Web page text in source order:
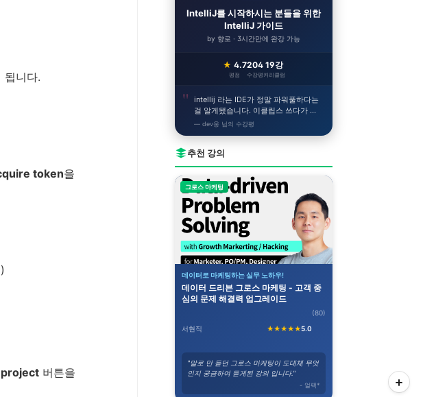
됩니다.
token을
버튼을
IntelliJ를 시작하시는 분들을 위한
IntelliJ 가이드
by 향로 · 3시간만에 완강 가능
★ 4.7
평점
204
수강평
19강
커리큘럼
intellij 라는 IDE가 정말 파워풀하다는
걸 알게됐습니다. 이클립스 쓰다가 이
거 쓰니까 얼른 개발하고싶어지네요!
— dev웅 님의 수강평
추천 강의
그로스 마케팅
데이터로 마케팅하는 실무 노하우!
데이터 드리븐 그로스 마케팅 - 고객 중
심의 문제 해결력 업그레이드
서현직 ★★★★★5.0
(80)
"말로 만 듣던 그로스 마케팅이 도대체 무엇
인지 궁금하여 듣게된 강의 입니다."
- 얼팩*